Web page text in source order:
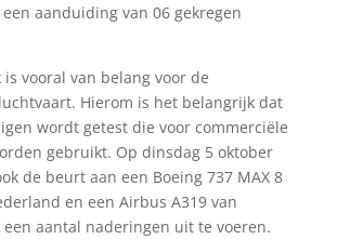
aanduiding van 06 gekregen
is vooral van belang voor de
Hierom is het belangrijk dat
wordt getest die voor commerciële
gebruikt. Op dinsdag 5 oktober
de beurt aan een Boeing 737 MAX 8
en een Airbus A319 van
een aantal naderingen uit te voeren.